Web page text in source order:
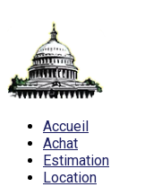
Accueil
Achat
Estimation
Location